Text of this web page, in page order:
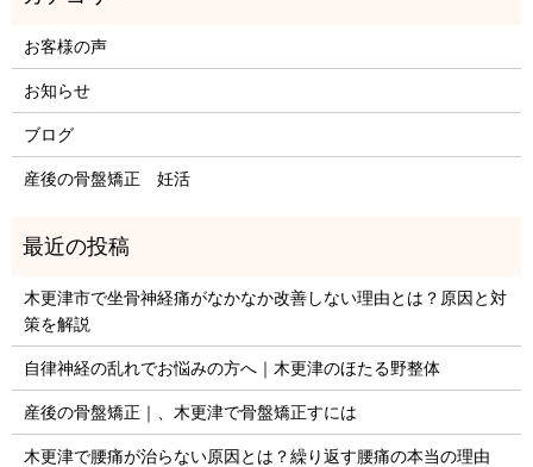
お客様の声
お知らせ
ブログ
産後の骨盤矯正 妊活
木更津市で坐骨神経痛がなかなか改善しない理由とは？原因と対
策を解説
自律神経の乱れでお悩みの方へ｜木更津のほたる野整体
産後の骨盤矯正｜、木更津で骨盤矯正すには
木更津で腰痛が治らない原因とは？繰り返す腰痛の本当の理由